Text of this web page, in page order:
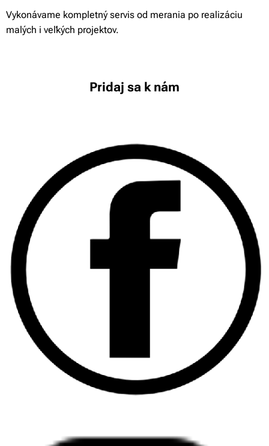
Vykonávame kompletný servis od merania po realizáciu
malých i veľkých projektov.
Pridaj sa k nám